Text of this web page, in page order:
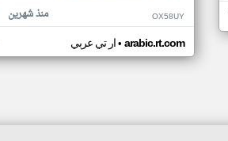
منذ شهرين OX58UY
ار تي عربي• arabic.rt.com